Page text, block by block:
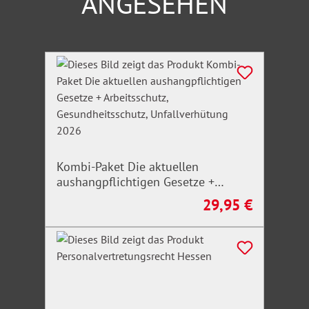
Produktgalerie überspringen
Kombi-Paket Die aktuellen
aushangpflichtigen Gesetze +
Arbeitsschutz, Gesundheitsschutz,
Regulärer Preis:
29,95 €